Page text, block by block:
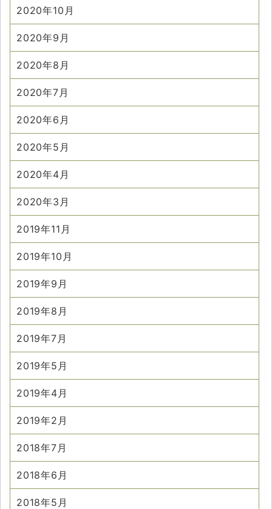
2020年10月
2020年9月
2020年8月
2020年7月
2020年6月
2020年5月
2020年4月
2020年3月
2019年11月
2019年10月
2019年9月
2019年8月
2019年7月
2019年5月
2019年4月
2019年2月
2018年7月
2018年6月
2018年5月